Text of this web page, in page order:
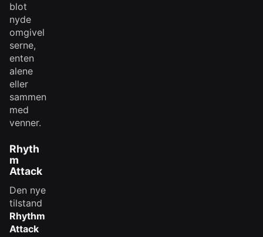
blot
nyde
omgivel
serne,
enten
alene
eller
sammen
med
venner.
Rhyth
m
Attack
Den nye
tilstand
Rhythm
Attack